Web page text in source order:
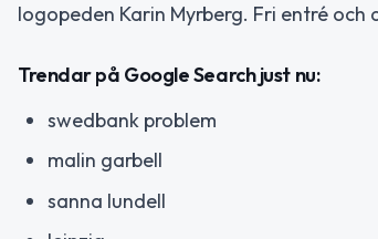
logopeden Karin Myrberg. Fri entré
Trendar på Google Search just nu:
swedbank problem
malin garbell
sanna lundell